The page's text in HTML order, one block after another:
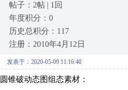
帖子：2帖 | 1回
年度积分：0
历史总积分：117
注册：2010年4月12日
发表于：2020-05-09 11:16:40
圆锥破动态图组态素材：